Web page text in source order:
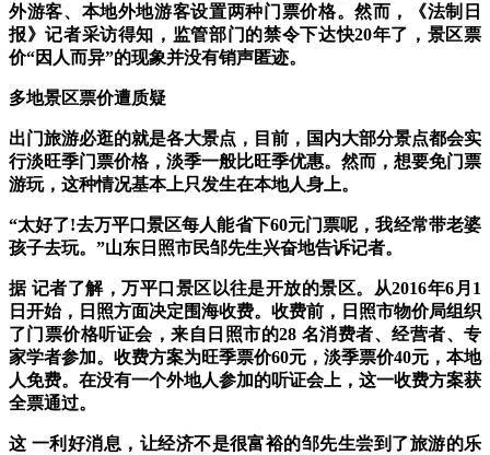
外游客、本地外地游客设置两种门票价格。然而，《法制日
报》记者采访得知，监管部门的禁令下达快20年了，景区票
价“因人而异”的现象并没有销声匿迹。
多地景区票价遭质疑
出门旅游必逛的就是各大景点，目前，国内大部分景点都会实
行淡旺季门票价格，淡季一般比旺季优惠。然而，想要免门票
游玩，这种情况基本上只发生在本地人身上。
“太好了!去万平口景区每人能省下60元门票呢，我经常带老婆
孩子去玩。”山东日照市民邹先生兴奋地告诉记者。
据 记者了解，万平口景区以往是开放的景区。从2016年6月1
日开始，日照方面决定围海收费。收费前，日照市物价局组织
了门票价格听证会，来自日照市的28 名消费者、经营者、专
家学者参加。收费方案为旺季票价60元，淡季票价40元，本地
人免费。在没有一个外地人参加的听证会上，这一收费方案获
全票通过。
这 一利好消息，让经济不是很富裕的邹先生尝到了旅游的乐